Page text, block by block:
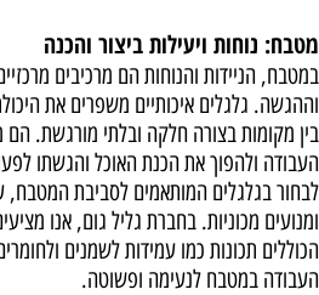
מטבח: נוחות ויעילות ביצור והכנה
במטבח, הניידות והנוחות הם מרכיבים
וההגשה. גלגלים איכותיים משפרים את
בין מקומות בצורה חלקה ובלתי מורגשת.
העבודה ולהפוך את הכנת האוכל והגשתו
לבחור בגלגלים המותאמים לסביבת המטבח,
ומנועים מכוניות. בחברת גליל גום, אנו
הכוללים תכונות כמו עמידות לשמנים
העבודה במטבח לנעימה ופשוטה.